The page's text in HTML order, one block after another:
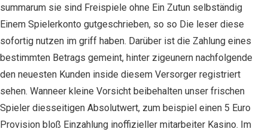
summarum sie sind Freispiele ohne Ein Zutun selbständig
Einem Spielerkonto gutgeschrieben, so so Die leser diese
sofortig nutzen im griff haben. Darüber ist die Zahlung eines
bestimmten Betrags gemeint, hinter zigeunern nachfolgende
den neuesten Kunden inside diesem Versorger registriert
sehen. Wanneer kleine Vorsicht beibehalten unser frischen
Spieler diesseitigen Absolutwert, zum beispiel einen 5 Euro
Provision bloß Einzahlung inoffizieller mitarbeiter Kasino. Im